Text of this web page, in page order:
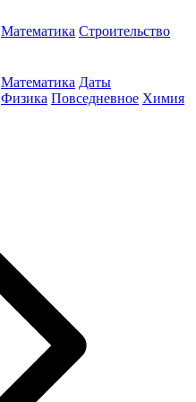
Математика Строительство
Математика Даты
Физика Повседневное Химия